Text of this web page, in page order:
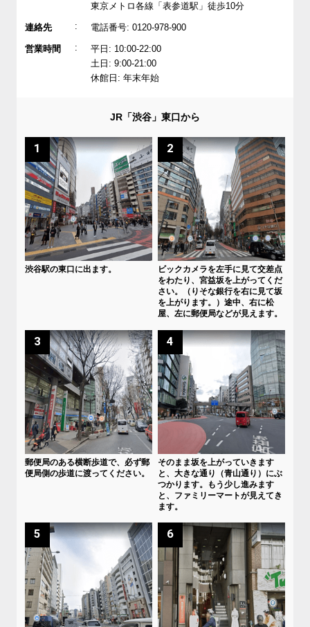
東京メトロ各線「表参道駅」徒歩10分
連絡先 : 電話番号: 0120-978-900
営業時間 :
平日: 10:00-22:00
土日: 9:00-21:00
休館日: 年末年始
JR「渋谷」東口から
1
渋谷駅の東口に出ます。
2
ビックカメラを左手に見て交差点
をわたり、宮益坂を上がってくだ
さい。（りそな銀行を右に見て坂
を上がります。）途中、右に松
屋、左に郵便局などが見えます。
3
郵便局のある横断歩道で、必ず郵
便局側の歩道に渡ってください。
4
そのまま坂を上がっていきます
と、大きな通り（青山通り）にぶ
つかります。もう少し進みます
と、ファミリーマートが見えてき
ます。
5 6